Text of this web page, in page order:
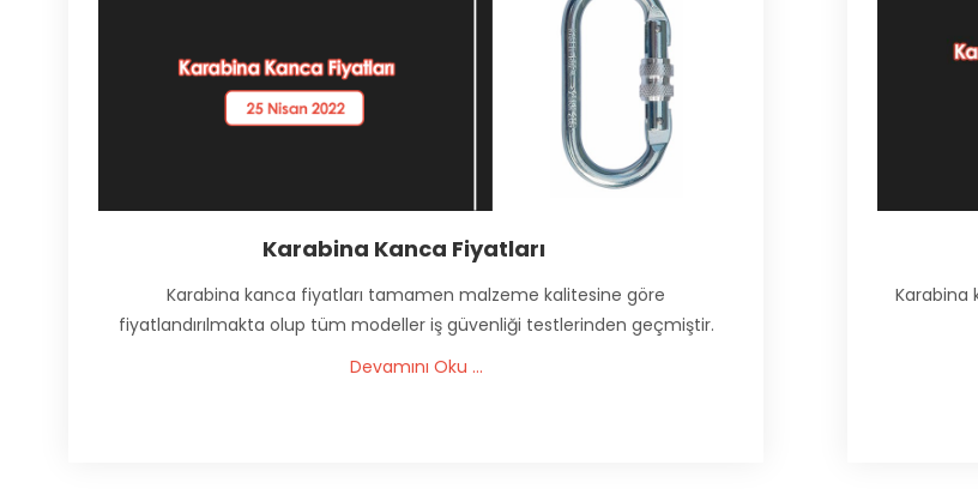
Karabina Kanca Fiyatları
Karabina kanca fiyatları tamamen malzeme kalitesine göre
fiyatlandırılmakta olup tüm modeller iş güvenliği testlerinden geçmiştir.
Devamını Oku ...
Karabina